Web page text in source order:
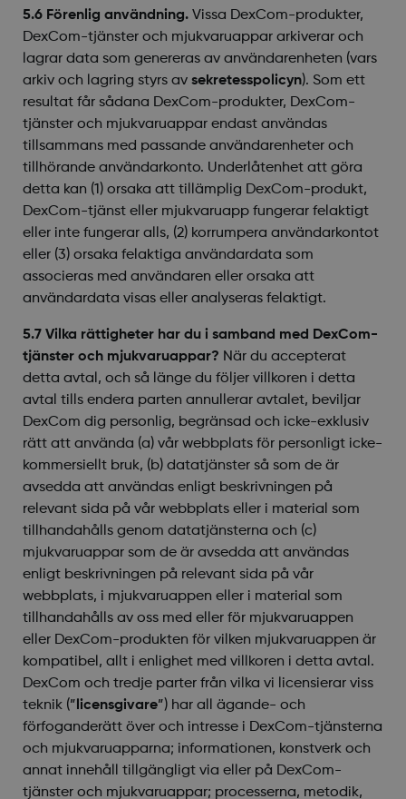
5.6 Förenlig användning.Vissa DexCom-produkter,
DexCom-tjänster och mjukvaruappar arkiverar och
lagrar data som genereras av användarenheten (vars
arkiv och lagring styrs av sekretesspolicyn). Som ett
resultat får sådana DexCom-produkter, DexCom-
tjänster och mjukvaruappar endast användas
tillsammans med passande användarenheter och
tillhörande användarkonto. Underlåtenhet att göra
detta kan (1) orsaka att tillämplig DexCom-produkt,
DexCom-tjänst eller mjukvaruapp fungerar felaktigt
eller inte fungerar alls, (2) korrumpera användarkontot
eller (3) orsaka felaktiga användardata som
associeras med användaren eller orsaka att
användardata visas eller analyseras felaktigt.
5.7 Vilka rättigheter har du i samband med DexCom-
tjänster och mjukvaruappar? När du accepterat
detta avtal, och så länge du följer villkoren i detta
avtal tills endera parten annullerar avtalet, beviljar
DexCom dig personlig, begränsad och icke-exklusiv
rätt att använda (a) vår webbplats för personligt icke-
kommersiellt bruk, (b) datatjänster så som de är
avsedda att användas enligt beskrivningen på
relevant sida på vår webbplats eller i material som
tillhandahålls genom datatjänsterna och (c)
mjukvaruappar som de är avsedda att användas
enligt beskrivningen på relevant sida på vår
webbplats, i mjukvaruappen eller i material som
tillhandahålls av oss med eller för mjukvaruappen
eller DexCom-produkten för vilken mjukvaruappen är
kompatibel, allt i enlighet med villkoren i detta avtal.
DexCom och tredje parter från vilka vi licensierar viss
teknik (” licensgivare”) har all ägande- och
förfoganderätt över och intresse i DexCom-tjänsterna
och mjukvaruapparna; informationen, konstverk och
annat innehåll tillgängligt via eller på DexCom-
tjänster och mjukvaruappar; processerna, metodik,